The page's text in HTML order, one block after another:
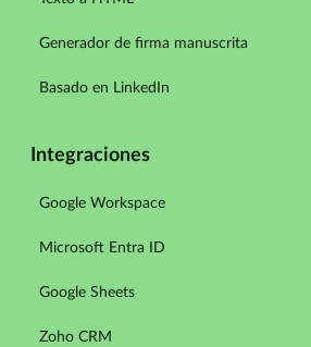
Generador de firma manuscrita
Basado en LinkedIn
Integraciones
Google Workspace
Microsoft Entra ID
Google Sheets
Zoho CRM